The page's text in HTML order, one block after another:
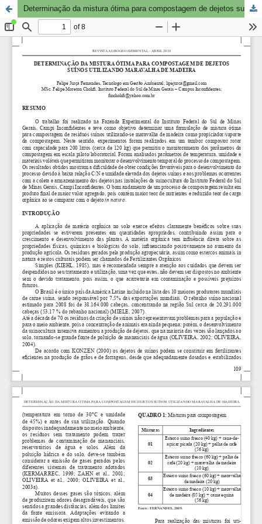
Determinação da mistura ótima para compostagem de dejetos suínos utilizando maravalha de madeira